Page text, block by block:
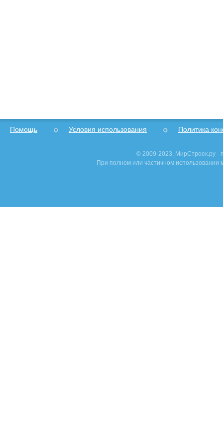
Помощь Условия использования Политика
© 2009-2023, МирСтроек.ру -
При полном или частичном использовании